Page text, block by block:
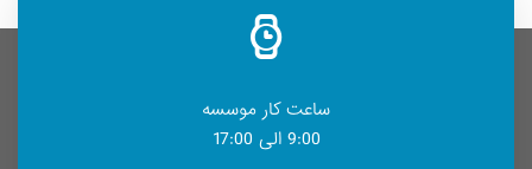
ساعت کار موسسه
9:00 الی 17:00